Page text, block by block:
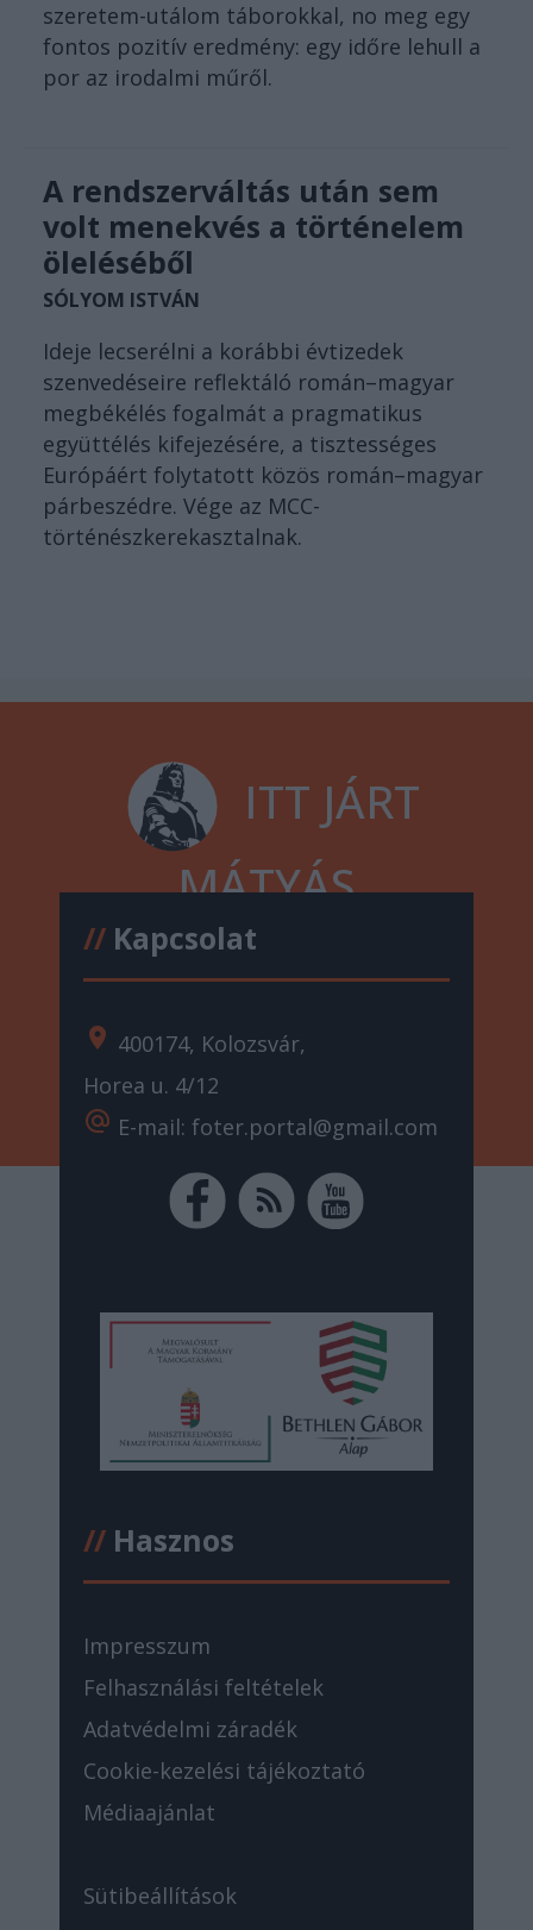
szeretem-utálom táborokkal, no meg egy
fontos pozitív eredmény: egy időre lehull a
por az irodalmi műről.
A rendszerváltás után sem
volt menekvés a történelem
öleléséből
SÓLYOM ISTVÁN
Ideje lecserélni a korábbi évtizedek
szenvedéseire reflektáló román–magyar
megbékélés fogalmát a pragmatikus
együttélés kifejezésére, a tisztességes
Európáért folytatott közös román–magyar
párbeszédre. Vége az MCC-
történészkerekasztalnak.
ITT JÁRT
MÁTYÁS
//Kapcsolat
location_on 400174, Kolozsvár,
Horea u. 4/12
alternate_email E-mail: foter.portal@gmail.com
//Hasznos
Impresszum
Felhasználási feltételek
Adatvédelmi záradék
Cookie-kezelési tájékoztató
Médiaajánlat
Sütibeállítások